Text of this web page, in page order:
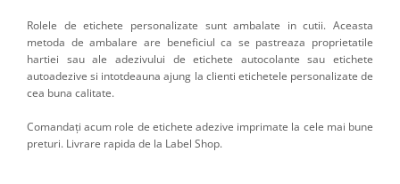
Rolele de etichete personalizate sunt ambalate in cutii. Aceasta
metoda de ambalare are beneficiul ca se pastreaza proprietatile
hartiei sau ale adezivului de etichete autocolante sau etichete
autoadezive si intotdeauna ajung la clienti etichetele personalizate de
cea buna calitate.
Comandați acum role de etichete adezive imprimate la cele mai bune
preturi. Livrare rapida de la Label Shop.